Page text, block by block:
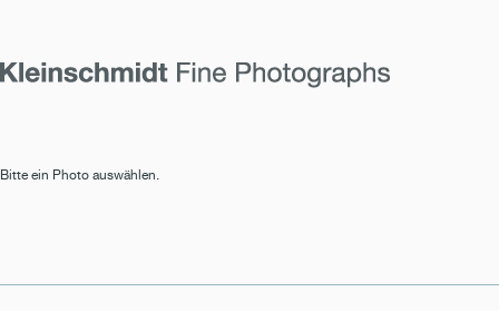
Bitte ein Photo auswählen.